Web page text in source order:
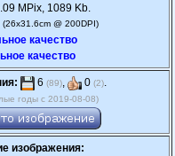
MPix, 1089 Kb.
@ 200DPI)
качество
качество
6(89), 0(2).
годы с 2019-08-08)
изображения: